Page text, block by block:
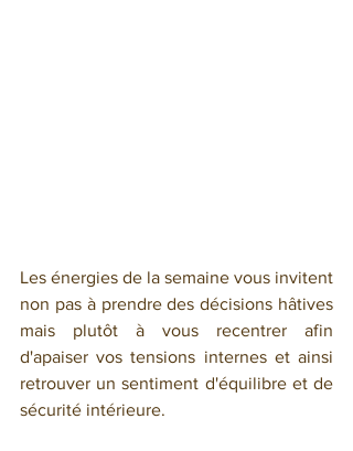
Les énergies de la semaine vous invitent
non pas à prendre des décisions hâtives
mais plutôt à vous recentrer afin
d'apaiser vos tensions internes et ainsi
retrouver un sentiment d'équilibre et de
sécurité intérieure.